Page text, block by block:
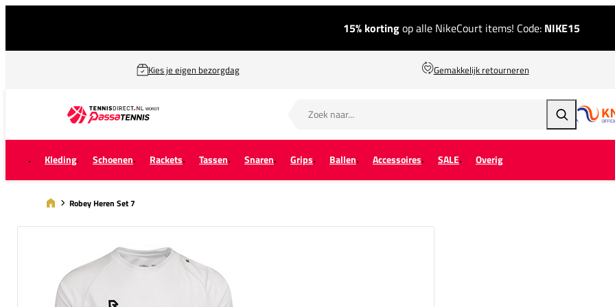
15% kortingop alle NikeCourt items! Code: NIKE15
Kies je eigen bezorgdag Gemakkelijk retourneren
Zoeken
Kleding Schoenen Rackets Tassen Snaren Grips Ballen Accessoires SALE Overig
Robey Heren Set 7